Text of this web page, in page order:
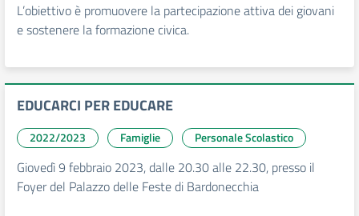
L’obiettivo è promuovere la partecipazione attiva dei giovani
e sostenere la formazione civica.
EDUCARCI PER EDUCARE
2022/2023 Famiglie Personale Scolastico
Giovedì 9 febbraio 2023, dalle 20.30 alle 22.30, presso il
Foyer del Palazzo delle Feste di Bardonecchia